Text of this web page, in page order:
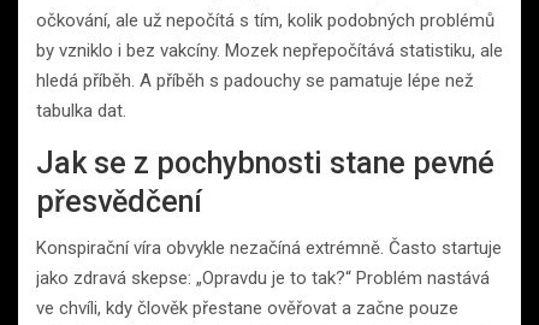
očkování, ale už nepočítá s tím, kolik podobných problémů
by vzniklo i bez vakcíny. Mozek nepřepočítává statistiku, ale
hledá příběh. A příběh s padouchy se pamatuje lépe než
tabulka dat.
Jak se z pochybnosti stane pevné
přesvědčení
Konspirační víra obvykle nezačíná extrémně. Často startuje
jako zdravá skepse: „Opravdu je to tak?“ Problém nastává
ve chvíli, kdy člověk přestane ověřovat a začne pouze